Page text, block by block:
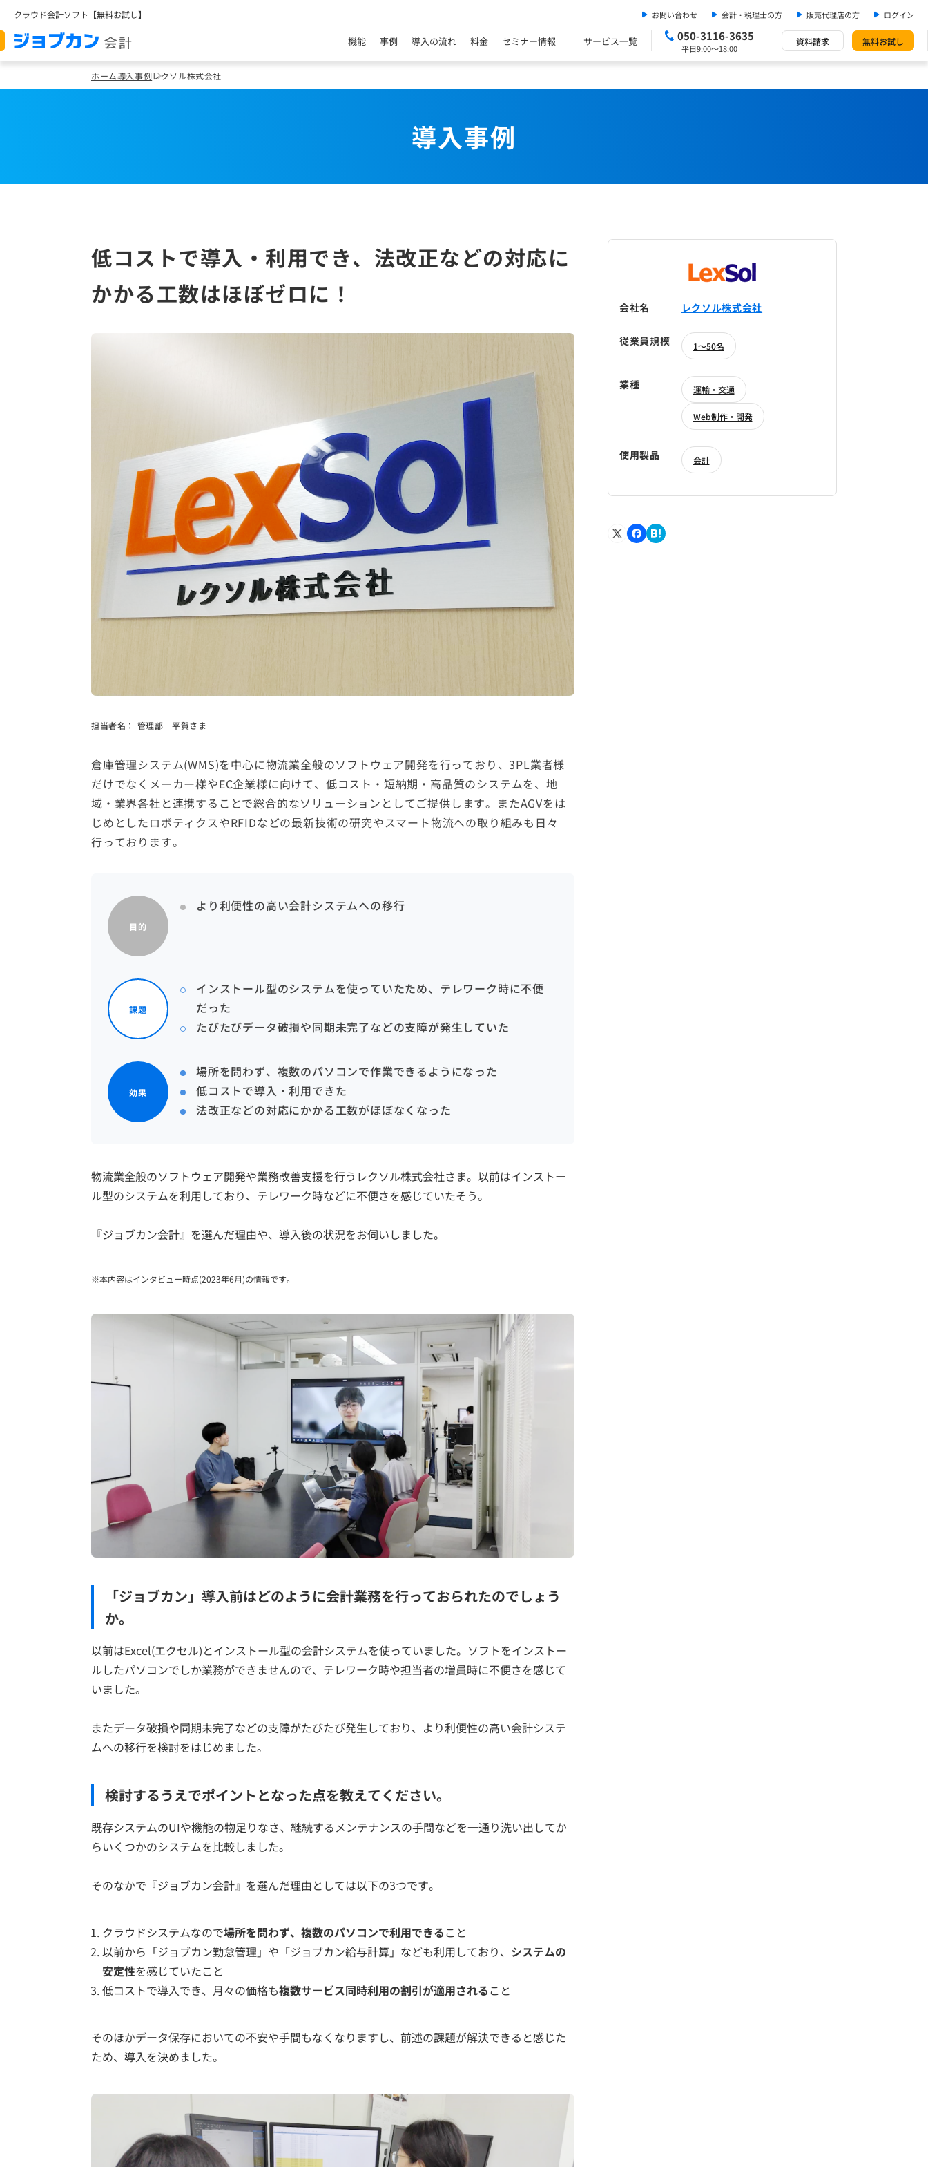
クラウド会計ソフト【無料お試し】 お問い合わせ 会計・税理士の方 販売代理店の方 ログイン
機能 事例 導入の流れ 料金 セミナー情報 サービス一覧 050-3116-3635
平日9:00～18:00
資料請求 無料お試し
ホーム導入事例レクソル株式会社
導入事例
低コストで導入・利用でき、法改正などの対応に
かかる工数はほぼゼロに！
担当者名： 管理部 平賀さま
倉庫管理システム(WMS)を中心に物流業全般のソフトウェア開発を行っており、3PL業者様
だけでなくメーカー様やEC企業様に向けて、低コスト・短納期・高品質のシステムを、地
域・業界各社と連携することで総合的なソリューションとしてご提供します。またAGVをは
じめとしたロボティクスやRFIDなどの最新技術の研究やスマート物流への取り組みも日々
行っております。
目的
より利便性の高い会計システムへの移行
課題
インストール型のシステムを使っていたため、テレワーク時に不便
だった
たびたびデータ破損や同期未完了などの支障が発生していた
効果
場所を問わず、複数のパソコンで作業できるようになった
低コストで導入・利用できた
法改正などの対応にかかる工数がほぼなくなった
物流業全般のソフトウェア開発や業務改善支援を行うレクソル株式会社さま。以前はインストー
ル型のシステムを利用しており、テレワーク時などに不便さを感じていたそう。
『ジョブカン会計』を選んだ理由や、導入後の状況をお伺いしました。
※本内容はインタビュー時点(2023年6月)の情報です。
「ジョブカン」導入前はどのように会計業務を行っておられたのでしょう
か。
以前はExcel(エクセル)とインストール型の会計システムを使っていました。ソフトをインストー
ルしたパソコンでしか業務ができませんので、テレワーク時や担当者の増員時に不便さを感じて
いました。
またデータ破損や同期未完了などの支障がたびたび発生しており、より利便性の高い会計システ
ムへの移行を検討をはじめました。
検討するうえでポイントとなった点を教えてください。
既存システムのUIや機能の物足りなさ、継続するメンテナンスの手間などを一通り洗い出してか
らいくつかのシステムを比較しました。
そのなかで『ジョブカン会計』を選んだ理由としては以下の3つです。
クラウドシステムなので場所を問わず、複数のパソコンで利用できること
以前から「ジョブカン勤怠管理」や「ジョブカン給与計算」なども利用しており、 システムの
安定性を感じていたこと
低コストで導入でき、月々の価格も複数サービス同時利用の割引が適用されること
そのほかデータ保存においての不安や手間もなくなりますし、前述の課題が解決できると感じた
ため、導入を決めました。
会社名 レクソル株式会社
従業員規模 1～50名
業種 運輸・交通
Web制作・開発
使用製品 会計